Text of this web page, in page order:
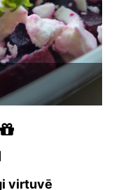
virtuvē